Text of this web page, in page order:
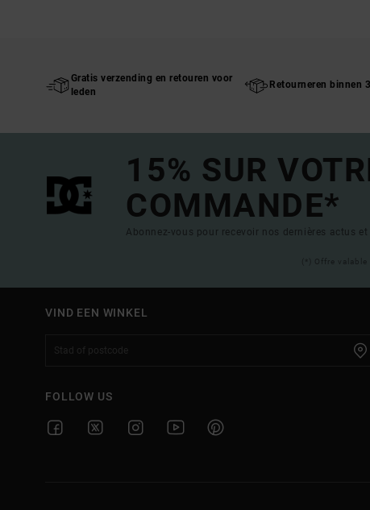
Gratis verzending en retouren voor
leden
Retourneren binnen
15% SUR
COMMANDE*
Abonnez-vous pour recevoir nos dernières actus et
(*) Offre
VIND EEN WINKEL
FOLLOW US